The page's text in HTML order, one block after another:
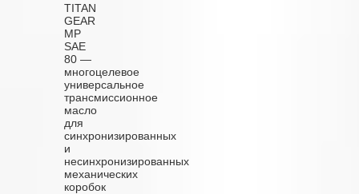
TITAN
GEAR
MP
SAE
80 —
многоцелевое
универсальное
трансмиссионное
масло
для
синхронизированных
и
несинхронизированных
механических
коробок